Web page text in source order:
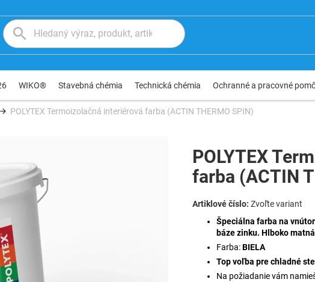
WIKO® Stavebná chémia Technická chémia Ochranné a pracovné
POLYTEX Termoizolačná interiérová farba (ACTIN THERMO SPIN)
Špeciálna farba na
báze zinku. Hlboko
Farba:BIELA
Top voľba pre chladné
Na požiadanie vám
POLYTEX
farba (ACTIN
Zvoľte variant